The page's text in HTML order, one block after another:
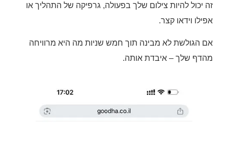
זה יכול להיות צילום שלך בפעולה, גרפיקה של התהליך או
אפילו וידאו קצר.
אם הגולשת לא מבינה תוך חמש שניות מה היא מרוויחה
מהדף שלך – איבדת אותה.